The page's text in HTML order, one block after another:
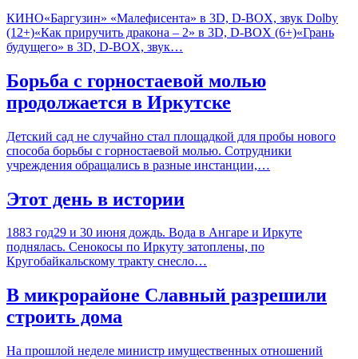
КИНО«Баргузин» «Малефисента» в 3D, D-BOX, звук Dolby
(12+)«Как приручить дракона – 2» в 3D, D-BOX (6+)«Грань
будущего» в 3D, D-BOX, звук…
Борьба с горностаевой молью
продолжается в Иркутске
Детский сад не случайно стал площадкой для пробы нового
способа борьбы с горностаевой молью. Сотрудники
учреждения обращались в разные инстанции,…
Этот день в истории
1883 год29 и 30 июня дождь. Вода в Ангаре и Иркуте
поднялась. Сенокосы по Иркуту затоплены, по
Кругобайкальскому тракту снесло…
В микрорайоне Славный разрешили
строить дома
На прошлой неделе министр имущественных отношений